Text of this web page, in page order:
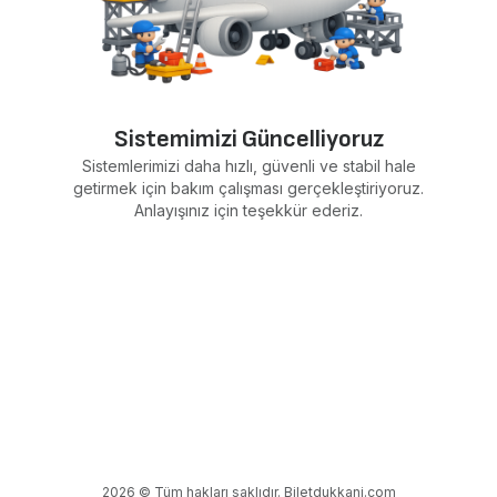
Sistemimizi Güncelliyoruz
Sistemlerimizi daha hızlı, güvenli ve stabil hale
getirmek için bakım çalışması gerçekleştiriyoruz.
Anlayışınız için teşekkür ederiz.
2026 © Tüm hakları saklıdır. Biletdukkani.com